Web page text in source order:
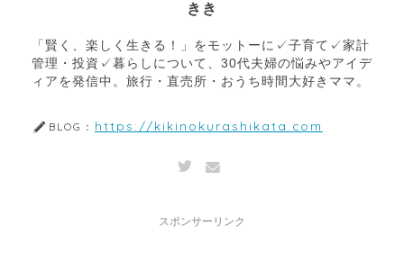
きき
「賢く、楽しく生きる！」をモットーに✓子育て✓家計
管理・投資✓暮らしについて、30代夫婦の悩みやアイデ
ィアを発信中。旅行・直売所・おうち時間大好きママ。
BLOG： https://kikinokurashikata.com
スポンサーリンク